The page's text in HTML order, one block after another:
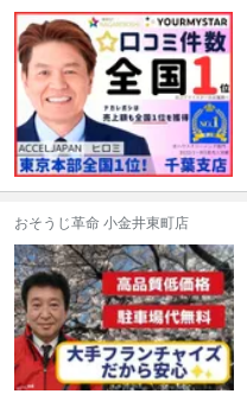
おそうじ革命 小金井東町店